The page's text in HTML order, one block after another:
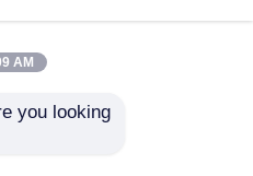
AM
you looking